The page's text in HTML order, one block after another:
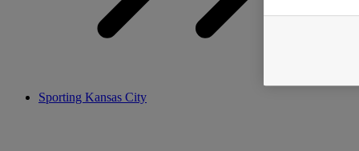
Sporting Kansas City